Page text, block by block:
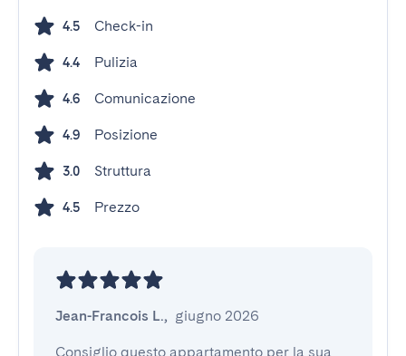
4.5 Check-in
4.4 Pulizia
4.6 Comunicazione
4.9 Posizione
3.0 Struttura
4.5 Prezzo
Jean-Francois L., giugno 2026
Consiglio questo appartamento per la sua